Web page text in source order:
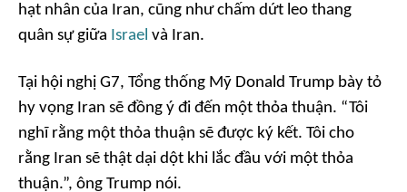
hạt nhân của Iran, cũng như chấm dứt leo thang
quân sự giữa Israel và Iran.
Tại hội nghị G7, Tổng thống Mỹ Donald Trump bày tỏ
hy vọng Iran sẽ đồng ý đi đến một thỏa thuận. “Tôi
nghĩ rằng một thỏa thuận sẽ được ký kết. Tôi cho
rằng Iran sẽ thật dại dột khi lắc đầu với một thỏa
thuận.”, ông Trump nói.